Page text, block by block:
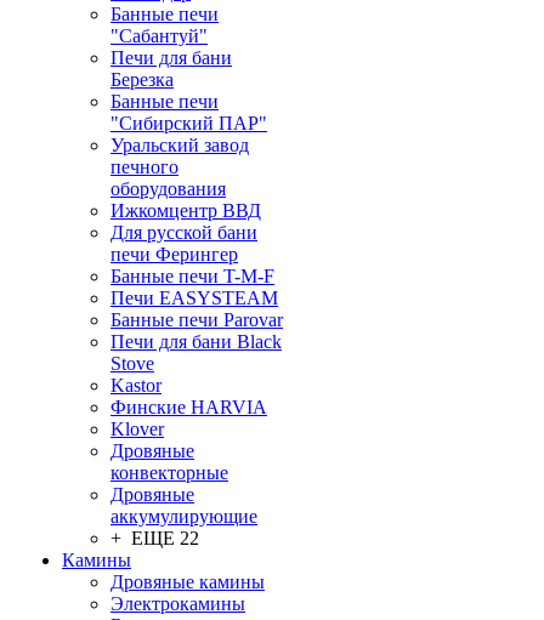
Банные печи
"Сабантуй"
Печи для бани
Березка
Банные печи
"Сибирский ПАР"
Уральский завод
печного
оборудования
Ижкомцентр ВВД
Для русской бани
печи Ферингер
Банные печи T-M-F
Печи EASYSTEAM
Банные печи Parovar
Печи для бани Black
Stove
Kastor
Финские HARVIA
Klover
Дровяные
конвекторные
Дровяные
аккумулирующие
+ ЕЩЕ 22
Камины
Дровяные камины
Электрокамины